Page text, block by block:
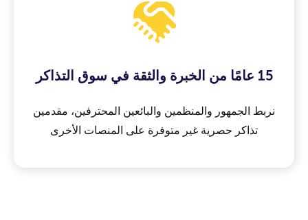
15 عامًا من الخبرة والثقة في سوق التذاكر
نربط الجمهور والمنظمين والبائعين المحترفين، مقدمين
تذاكر حصرية غير متوفرة على المنصات الأخرى